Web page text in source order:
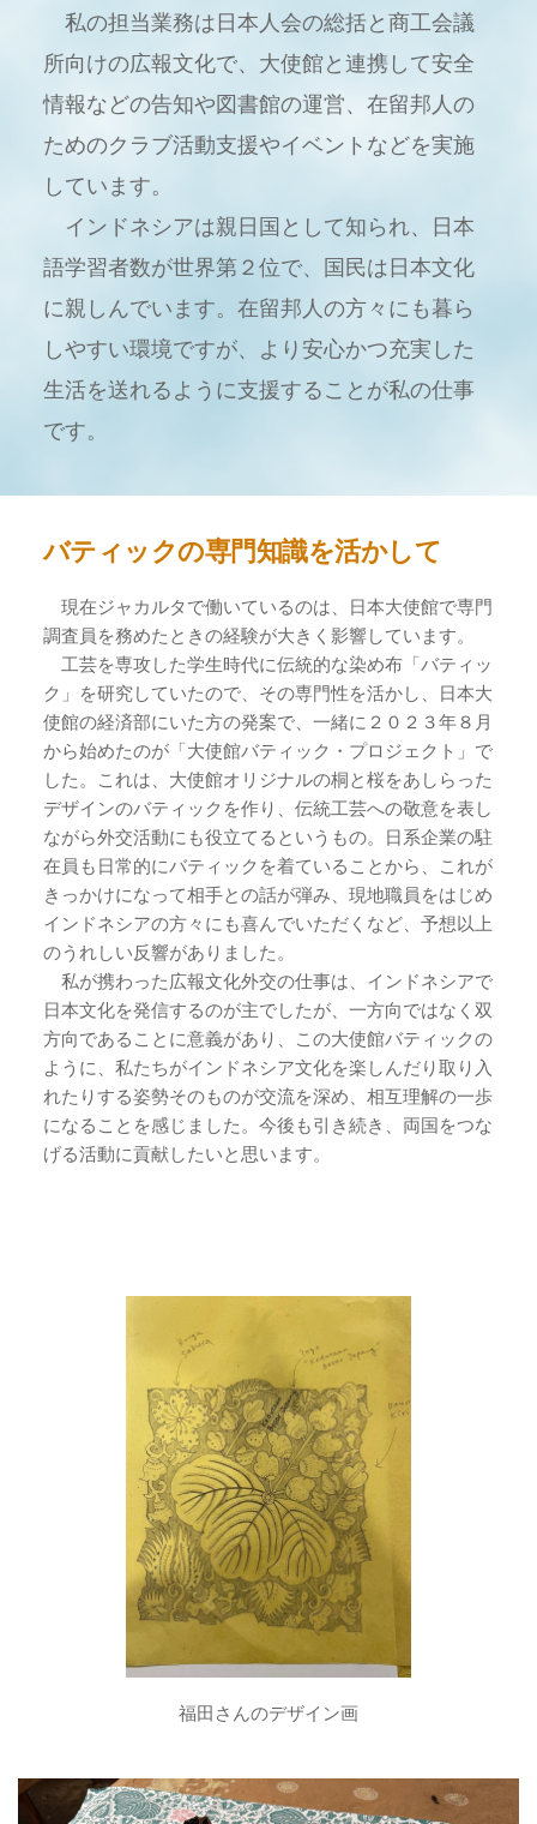
私の担当業務は日本人会の総括と商工会議
所向けの広報文化で、大使館と連携して安全
情報などの告知や図書館の運営、在留邦人の
ためのクラブ活動支援やイベントなどを実施
しています。
インドネシアは親日国として知られ、日本
語学習者数が世界第２位で、国民は日本文化
に親しんでいます。在留邦人の方々にも暮ら
しやすい環境ですが、より安心かつ充実した
生活を送れるように支援することが私の仕事
です。
バティックの専門知識を活かして
現在ジャカルタで働いているのは、日本大使館で専門
調査員を務めたときの経験が大きく影響しています。
工芸を専攻した学生時代に伝統的な染め布「バティッ
ク」を研究していたので、その専門性を活かし、日本大
使館の経済部にいた方の発案で、一緒に２０２３年８月
から始めたのが「大使館バティック・プロジェクト」で
した。これは、大使館オリジナルの桐と桜をあしらった
デザインのバティックを作り、伝統工芸への敬意を表し
ながら外交活動にも役立てるというもの。日系企業の駐
在員も日常的にバティックを着ていることから、これが
きっかけになって相手との話が弾み、現地職員をはじめ
インドネシアの方々にも喜んでいただくなど、予想以上
のうれしい反響がありました。
私が携わった広報文化外交の仕事は、インドネシアで
日本文化を発信するのが主でしたが、一方向ではなく双
方向であることに意義があり、この大使館バティックの
ように、私たちがインドネシア文化を楽しんだり取り入
れたりする姿勢そのものが交流を深め、相互理解の一歩
になることを感じました。今後も引き続き、両国をつな
げる活動に貢献したいと思います。
福田さんのデザイン画